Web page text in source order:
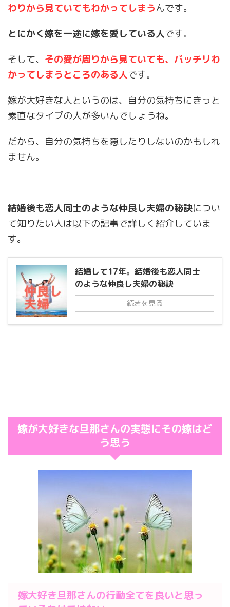
わりから見ていてもわかってしまうんです。
とにかく嫁を一途に嫁を愛している人です。
そして、 その愛が周りから見ていても、バッチリわ
かってしまうところのある人です。
嫁が大好きな人というのは、自分の気持ちにきっと
素直なタイプの人が多いんでしょうね。
だから、自分の気持ちを隠したりしないのかもしれ
ません。
結婚後も恋人同士のような仲良し夫婦の秘訣につい
て知りたい人は以下の記事で詳しく紹介していま
す。
結婚して17年。結婚後も恋人同士
のような仲良し夫婦の秘訣
続きを見る
嫁が大好きな旦那さんの実態にその嫁はど
う思う
嫁大好き旦那さんの行動全てを良いと思っ